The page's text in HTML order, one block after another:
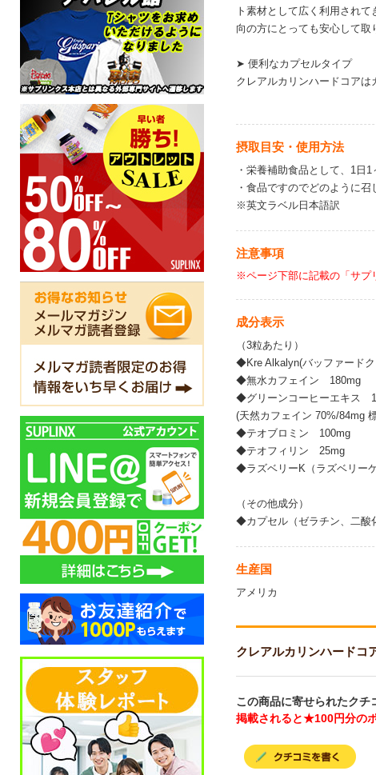
ト素材として広く利用され
向の方にとっても安心して取
➤ 便利なカプセルタイプ
クレアルカリンハードコアは
摂取目安・使用方法
・栄養補助食品として、1日
・食品ですのでどのように
※英文ラベル日本語訳
注意事項
※ページ下部に記載の「サプ
成分表示
（3粒あたり）
◆Kre Alkalyn(バッファード
◆無水カフェイン 180mg
◆グリーンコーヒーエキス
(天然カフェイン 70%/84mg 標
◆テオブロミン 100mg
◆テオフィリン 25mg
◆ラズベリーK（ラズベリー
（その他成分）
◆カプセル（ゼラチン、二酸
生産国
アメリカ
クレアルカリンハード
この商品に寄せられたクチ
掲載されると★100円分の